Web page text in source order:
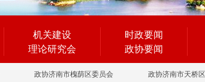
机关建设
理论研究会
时政要闻
政协要闻
政协济南市槐荫区委员会 政协济南市天桥